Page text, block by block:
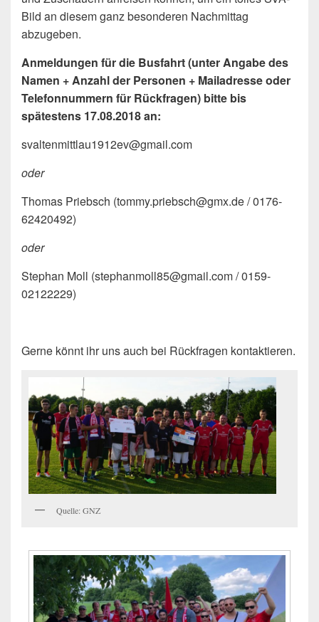
Bild an diesem ganz besonderen Nachmittag
abzugeben.
Anmeldungen für die Busfahrt (unter Angabe des
Namen + Anzahl der Personen + Mailadresse oder
Telefonnummern für Rückfragen) bitte bis
spätestens 17.08.2018 an:
svaltenmittlau1912ev@gmail.com
oder
Thomas Priebsch (tommy.priebsch@gmx.de / 0176-
62420492)
oder
Stephan Moll (stephanmoll85@gmail.com / 0159-
02122229)
Gerne könnt ihr uns auch bei Rückfragen kontaktieren.
Quelle: GNZ